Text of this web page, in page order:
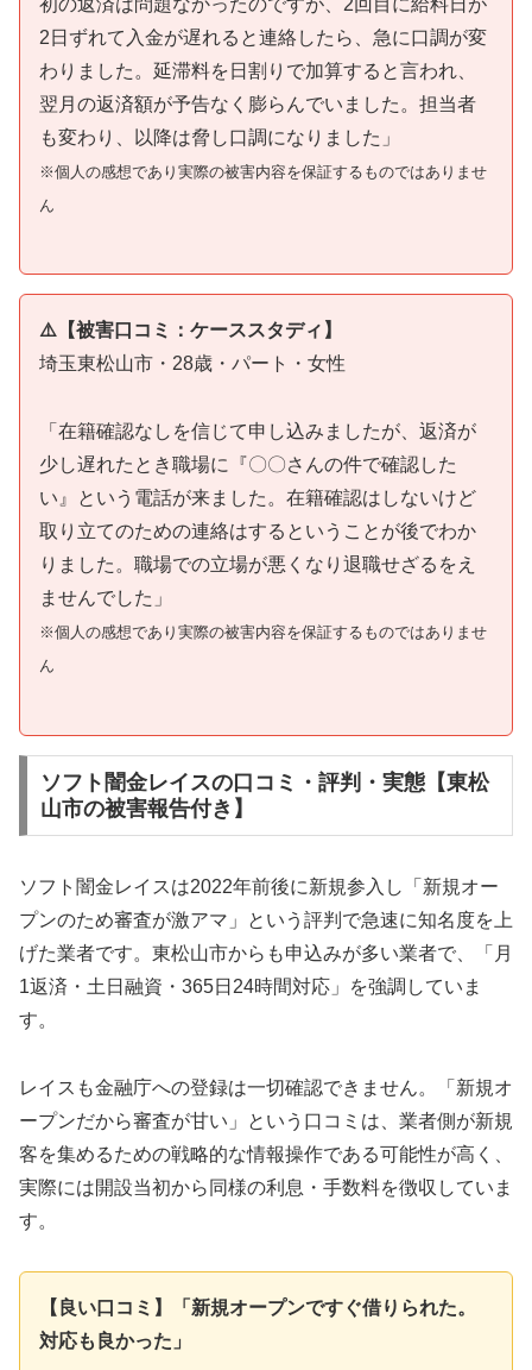
2日ずれて入金が遅れると連絡したら、急に口調が変
わりました。延滞料を日割りで加算すると言われ、
翌月の返済額が予告なく膨らんでいました。担当者
も変わり、以降は脅し口調になりました」
※個人の感想であり実際の被害内容を保証するものではありませ
ん
⚠️【被害口コミ：ケーススタディ】
埼玉東松山市・28歳・パート・女性
「在籍確認なしを信じて申し込みましたが、返済が
少し遅れたとき職場に『〇〇さんの件で確認した
い』という電話が来ました。在籍確認はしないけど
取り立てのための連絡はするということが後でわか
りました。職場での立場が悪くなり退職せざるをえ
ませんでした」
※個人の感想であり実際の被害内容を保証するものではありませ
ん
ソフト闇金レイスの口コミ・評判・実態【東松
山市の被害報告付き】
ソフト闇金レイスは2022年前後に新規参入し「新規オー
プンのため審査が激アマ」という評判で急速に知名度を上
げた業者です。東松山市からも申込みが多い業者で、「月
1返済・土日融資・365日24時間対応」を強調していま
す。
レイスも金融庁への登録は一切確認できません。「新規オ
ープンだから審査が甘い」という口コミは、業者側が新規
客を集めるための戦略的な情報操作である可能性が高く、
実際には開設当初から同様の利息・手数料を徴収していま
す。
【良い口コミ】「新規オープンですぐ借りられた。
対応も良かった」